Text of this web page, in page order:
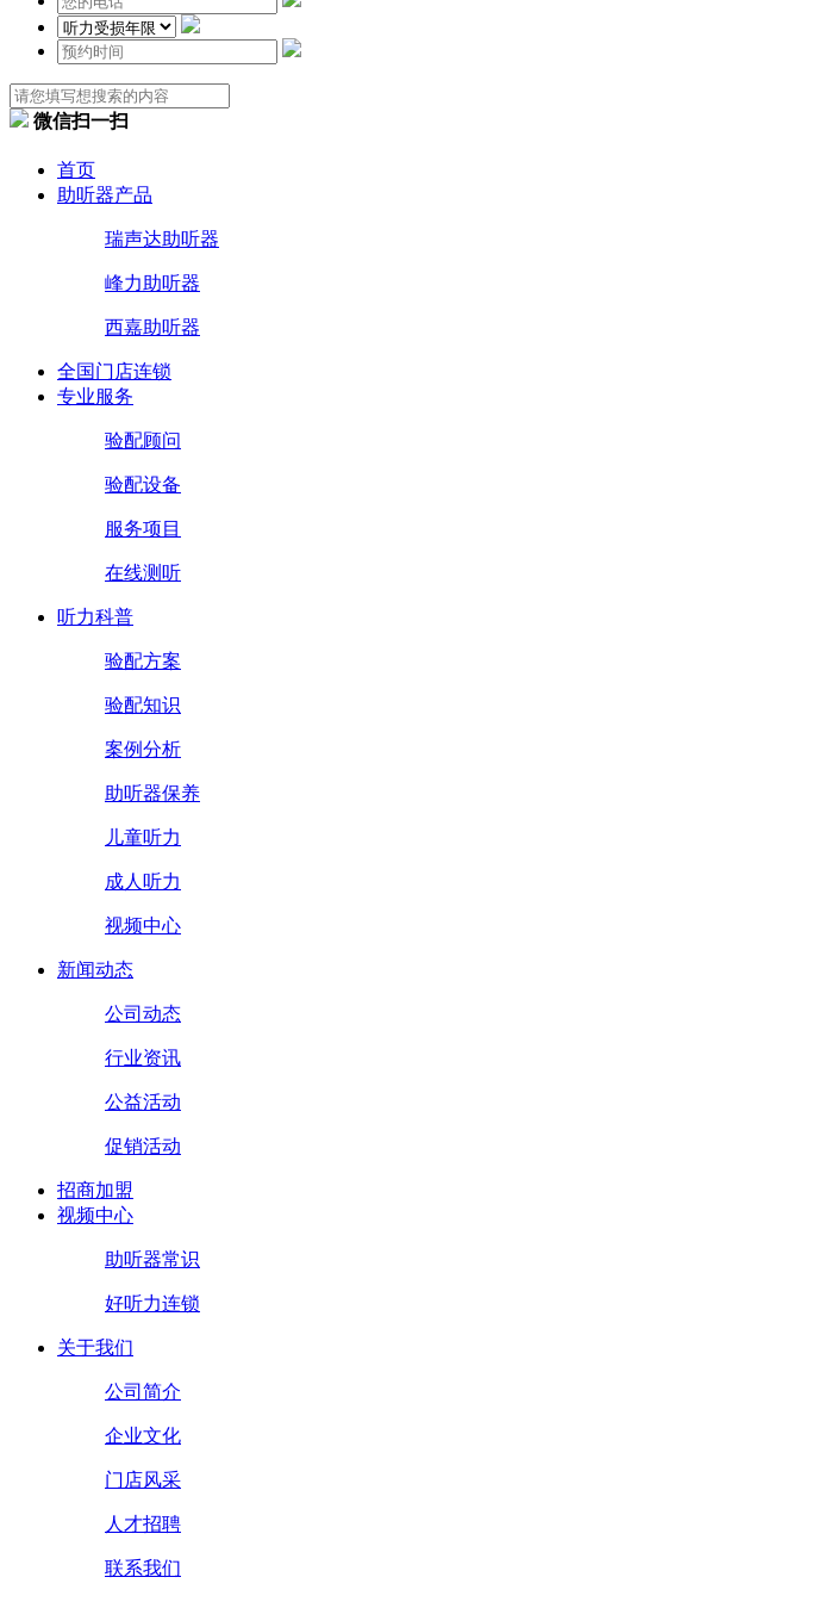
微信扫一扫
首页
助听器产品
瑞声达助听器
峰力助听器
西嘉助听器
全国门店连锁
专业服务
验配顾问
验配设备
服务项目
在线测听
听力科普
验配方案
验配知识
案例分析
助听器保养
儿童听力
成人听力
视频中心
新闻动态
公司动态
行业资讯
公益活动
促销活动
招商加盟
视频中心
助听器常识
好听力连锁
关于我们
公司简介
企业文化
门店风采
人才招聘
联系我们